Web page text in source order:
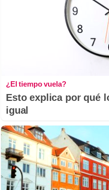
¿El tiempo vuela?
Esto explica por qué
igual